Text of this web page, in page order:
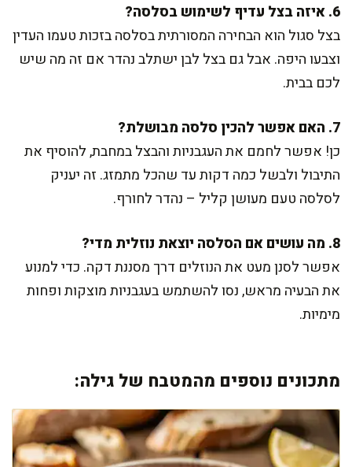
6. איזה בצל עדיף לשימוש בסלסה?
בצל סגול הוא הבחירה המסורתית בסלסה בזכות טעמו העדין
וצבעו היפה. אבל גם בצל לבן ישתלב נהדר אם זה מה שיש
לכם בבית.
7. האם אפשר להכין סלסה מבושלת?
כן! אפשר לחמם את העגבניות והבצל במחבת, להוסיף את
התיבול ולבשל כמה דקות עד שהכל מתמזג. זה יעניק
לסלסה טעם מעושן קליל – נהדר לחורף.
8. מה עושים אם הסלסה יוצאת נוזלית מדי?
אפשר לסנן מעט את הנוזלים דרך מסננת דקה. כדי למנוע
את הבעיה מראש, נסו להשתמש בעגבניות מוצקות ופחות
מימיות.
מתכונים נוספים מהמטבח של גילה: